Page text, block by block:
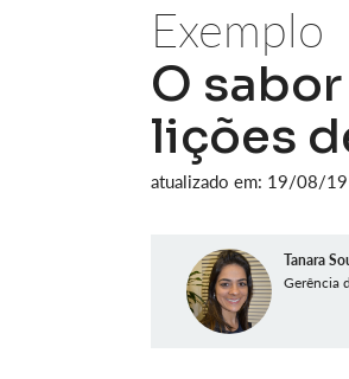
Exemplo
O
lições
atualizado em: 19/08/19
Tanara
Gerência